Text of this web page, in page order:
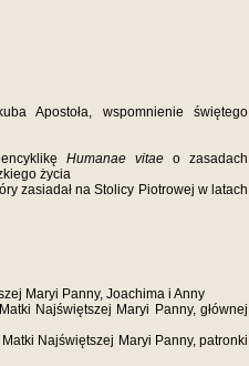
Apostoła, wspomnienie świętego
Humanae vitae o zasadach
życia
zasiadał na Stolicy Piotrowej w latach
Maryi Panny, Joachima i Anny
Najświętszej Maryi Panny, głównej
Najświętszej Maryi Panny, patronki